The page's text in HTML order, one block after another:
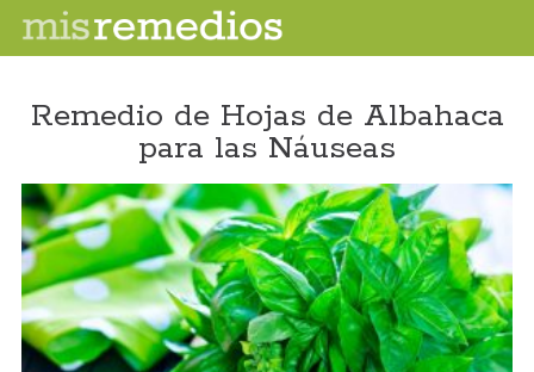
Remedio de Hojas de Albahaca
para las Náuseas